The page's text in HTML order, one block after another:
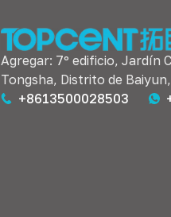
Agregar: 7º edificio, Jardín
Tongsha, Distrito de
+8613500028503